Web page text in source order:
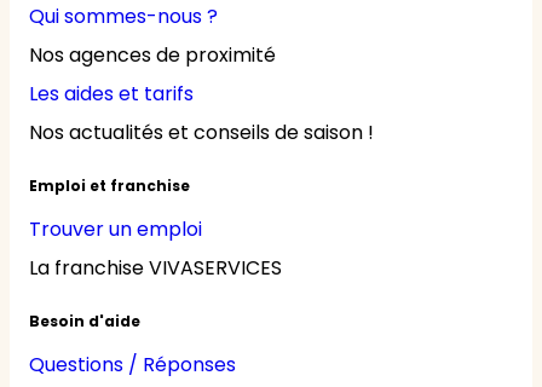
Qui sommes-nous ?
Nos agences de proximité
Les aides et tarifs
Nos actualités et conseils de saison !
Emploi et franchise
Trouver un emploi
La franchise VIVASERVICES
Besoin d'aide
Questions / Réponses